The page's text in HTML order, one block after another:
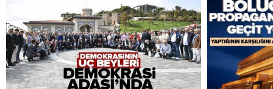
ORTAK OPERASYON! KIRMIZI
KATEGORIDEKI TERÖRIST NAZLI
TAŞPINAR ETKISIZ HALE GETIRILDI .